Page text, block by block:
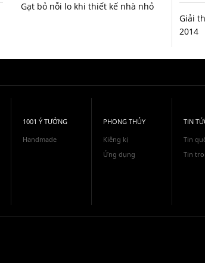
Gạt bỏ nỗi lo khi thiết kế nhà nhỏ
Giải
2014
1001 Ý TƯỞNG
Handmade
PHONG THỦY
Kiêng kị
Ứng dụng
TIN
Tin
Tin